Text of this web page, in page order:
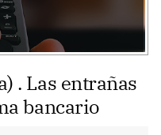
. Las entrañas
bancario